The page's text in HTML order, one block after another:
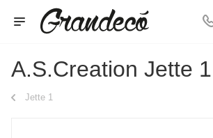
A.S.Creation Jette
Jette 1